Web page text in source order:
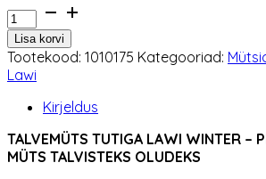
Talvemüts
tutiga
Lawi
Winter
roosa
kogus
Lisa korvi
Tootekood: 1010175 Kategooriad:
Lawi
Kirjeldus
TALVEMÜTS TUTIGA LAWI WINTER –
MÜTS TALVISTEKS OLUDEKS